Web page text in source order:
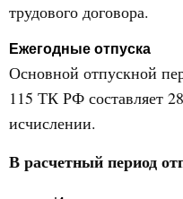
трудового договора.
Ежегодные отпуска
Основной отпускной
115 ТК РФ составляет
исчислении.
В расчетный период